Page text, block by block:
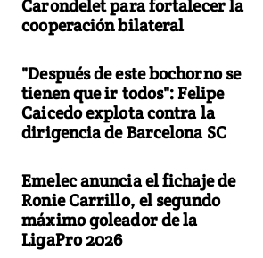
Carondelet para fortalecer la
cooperación bilateral
"Después de este bochorno se
tienen que ir todos": Felipe
Caicedo explota contra la
dirigencia de Barcelona SC
Emelec anuncia el fichaje de
Ronie Carrillo, el segundo
máximo goleador de la
LigaPro 2026